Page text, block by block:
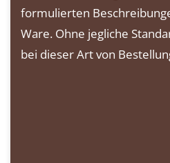
formulierten
Ware. Ohne jegliche
bei dieser Art von